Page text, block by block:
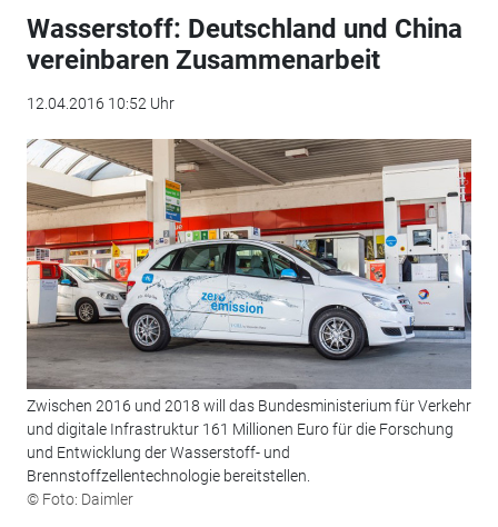
Wasserstoff: Deutschland und China
vereinbaren Zusammenarbeit
12.04.2016 10:52 Uhr
Zwischen 2016 und 2018 will das Bundesministerium für Verkehr
und digitale Infrastruktur 161 Millionen Euro für die Forschung
und Entwicklung der Wasserstoff- und
Brennstoffzellentechnologie bereitstellen.
© Foto: Daimler